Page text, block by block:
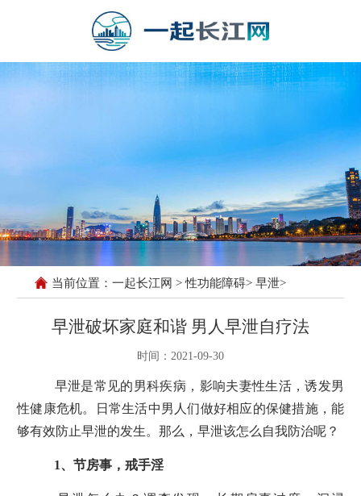
当前位置： 一起长江网 >性功能障碍> 早泄>
早泄破坏家庭和谐 男人早泄自疗法
时间：2021-09-30
早泄是常见的男科疾病，影响夫妻性生活，诱发男
性健康危机。日常生活中男人们做好相应的保健措施，能
够有效防止早泄的发生。那么，早泄该怎么自我防治呢？
1、节房事，戒手淫